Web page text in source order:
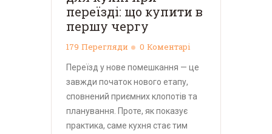
переїзді: що купити в
першу чергу
179 Перегляди 0 Коментарі
Переїзд у нове помешкання — це
завжди початок нового етапу,
сповнений приємних клопотів та
планування. Проте, як показує
практика, саме кухня стає тим